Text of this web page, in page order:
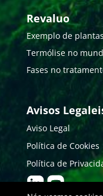
Revaluo
Exemplo de
Termólise no
Fases no
Avisos
Aviso Legal
Política de Cookies
Política de